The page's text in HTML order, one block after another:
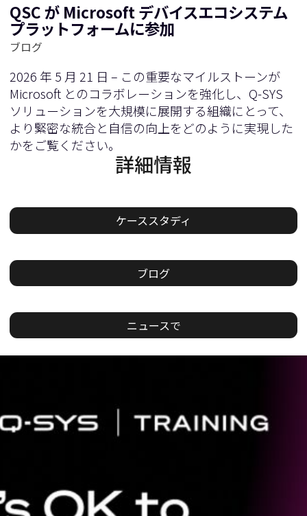
QSC が Microsoft デバイスエコシステム
プラットフォームに参加
ブログ
2026 年 5 月 21 日 – この重要なマイルストーンが
Microsoft とのコラボレーションを強化し、Q-SYS
ソリューションを大規模に展開する組織にとって、
より緊密な統合と自信の向上をどのように実現した
かをご覧ください。
詳細情報
ケーススタディ
ブログ
ニュースで
ス
ド：
1